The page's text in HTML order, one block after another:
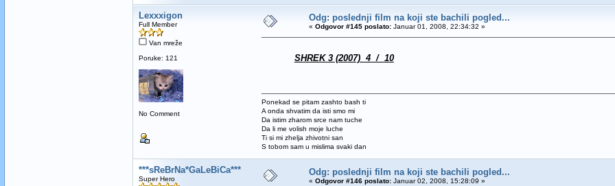
Lexxxigon
Full Member
Van mreže
Poruke: 121
No Comment
Odg: poslednji film na koji ste bachili pogled...
« Odgovor #145 poslato:Januar 01, 2008, 22:34:32 »
SHREK 3 (2007) 4 / 10
Ponekad se pitam zashto bash ti
A onda shvatim da isti smo mi
Da istim zharom srce nam tuche
Da li me volish moje luche
Ti si mi zhelja zhivotni san
S tobom sam u mislima svaki dan
***sReBrNa*GaLeBiCa***
Super Hero
Odg: poslednji film na koji ste bachili pogled...
« Odgovor #146 poslato:Januar 02, 2008, 15:28:09 »